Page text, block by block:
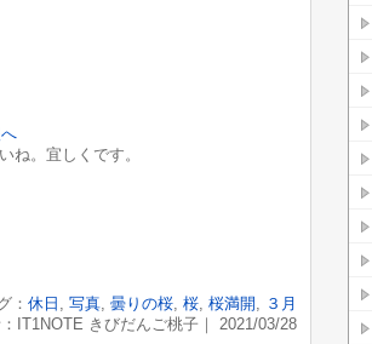
ね。宜しくです。
： 休日 写真, 曇りの桜, 桜, 桜満開
３月
IT1NOTE きびだんご桃子｜ 2021/03/28